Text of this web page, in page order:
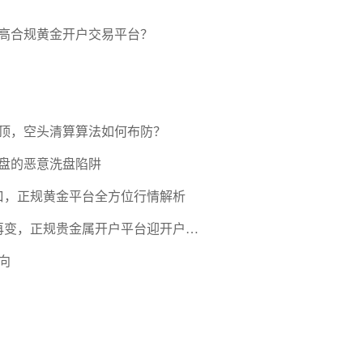
合规黄金开户交易平台？
，空头清算算法如何布防？
的恶意洗盘陷阱
正规黄金平台全方位行情解析
，正规贵金属开户平台迎开户热